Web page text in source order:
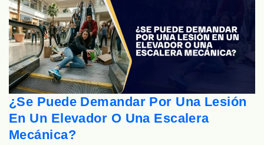
¿Se Puede Demandar Por Una Lesión
En Un Elevador O Una Escalera
Mecánica?